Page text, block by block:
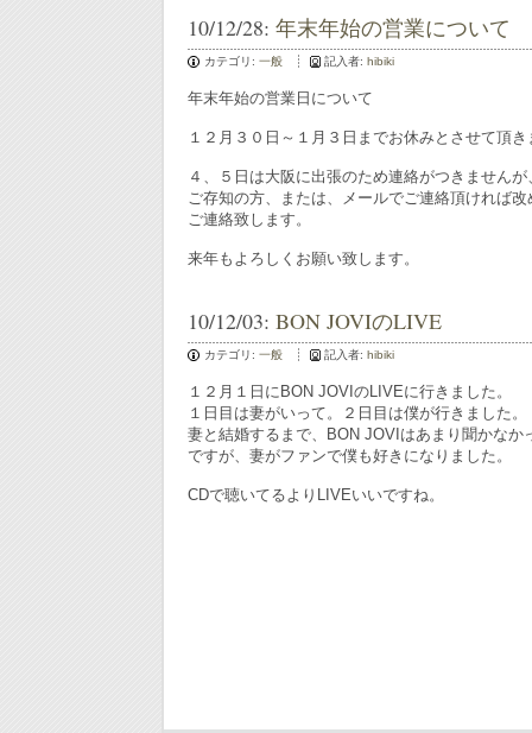
10/12/28: 年末年始の営業について
カテゴリ: 一般 記入者: hibiki
年末年始の営業日について
１２月３０日～１月３日までお休みとさせて頂き
４、５日は大阪に出張のため連絡がつきません
ご存知の方、または、メールでご連絡頂ければ
ご連絡致します。
来年もよろしくお願い致します。
10/12/03: BON JOVIのLIVE
カテゴリ: 一般 記入者: hibiki
１２月１日にBON JOVIのLIVEに行きました。
１日目は妻がいって。２日目は僕が行きました。
妻と結婚するまで、BON JOVIはあまり聞かなか
ですが、妻がファンで僕も好きになりました。
CDで聴いてるよりLIVEいいですね。